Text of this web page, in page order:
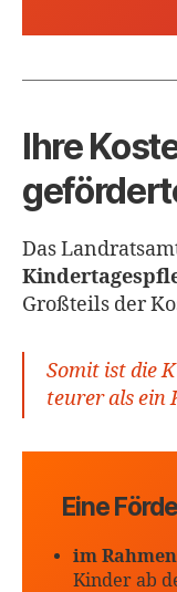
Ihre
Das
Großteils der
Somit ist die
teurer als ein
Eine
im
Kinder ab